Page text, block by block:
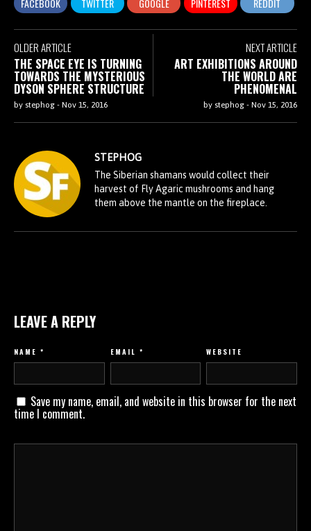
OLDER ARTICLE
THE SPACE EYE IS TURNING
TOWARDS THE MYSTERIOUS
DYSON SPHERE STRUCTURE
by stephog - Nov 15, 2016
NEXT ARTICLE
ART EXHIBITIONS AROUND
THE WORLD ARE
PHENOMENAL
by stephog - Nov 15, 2016
STEPHOG
The Siberian shamans would collect their
harvest of Fly Agaric mushrooms and hang
them above the mantle on the fireplace.
LEAVE A REPLY
NAME * EMAIL * WEBSITE
Save my name, email, and website in this browser for the next
time I comment.